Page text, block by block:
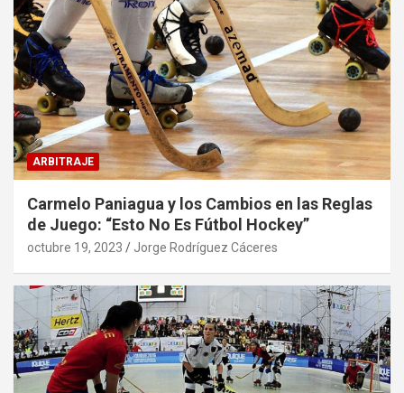
ARBITRAJE
Carmelo Paniagua y los Cambios en las Reglas
de Juego: “Esto No Es Fútbol Hockey”
octubre 19, 2023 Jorge Rodríguez Cáceres